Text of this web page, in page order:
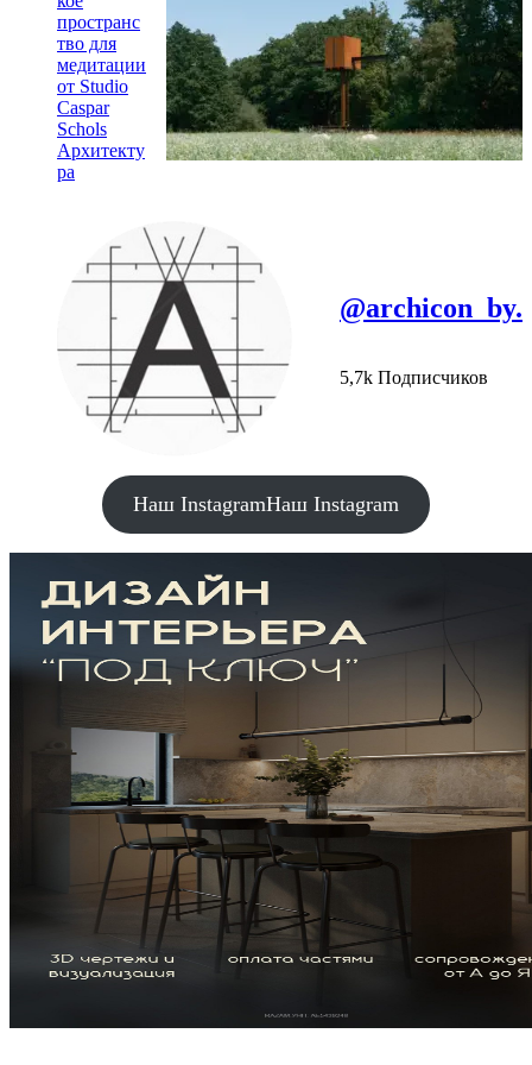
пространс
тво для
медитации
от Studio
Caspar
Schols
Архитекту
ра
@archicon_by.
5,7k Подписчиков
Наш InstagramНаш Instagram